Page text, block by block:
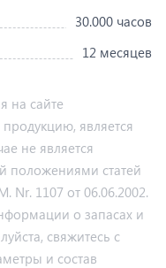
30.000 часов
12 месяцев
на сайте
является
не является
положениями статей
Nr. 1107 от 06.06.2002.
о запасах и
свяжитесь с
и состав